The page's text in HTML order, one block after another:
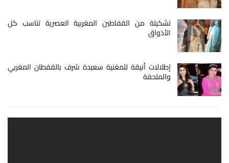
تشكيلة من القفاطين المغربية العصرية تناسب كل
الأذواق
إطلالات أنيقة للمغنية سعيدة شرف بالقفطان المغربي
والملحفة